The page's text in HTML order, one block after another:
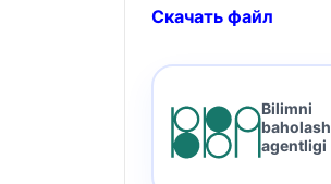
Скачать файл
Bilimni
baholash
agentligi